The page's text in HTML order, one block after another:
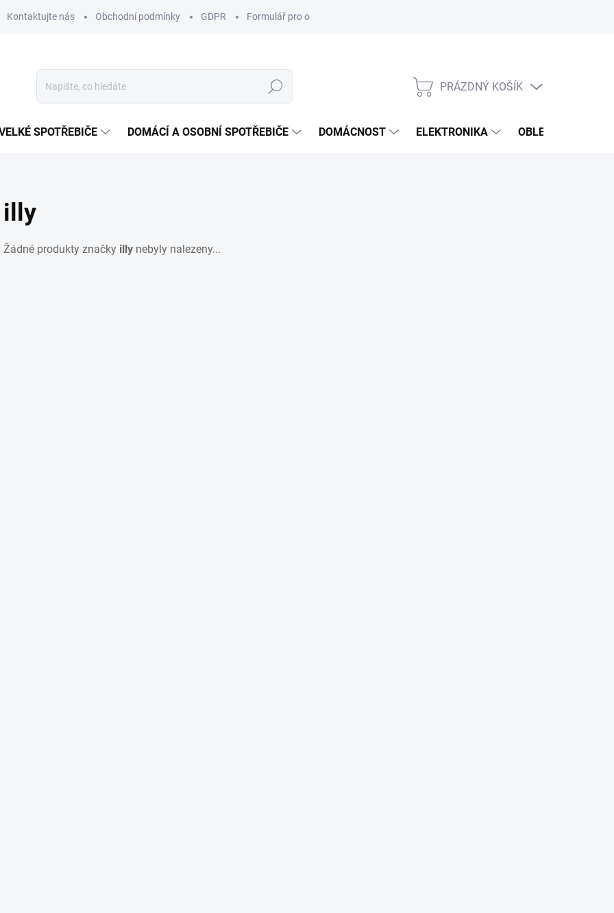
Kontaktujte nás Obchodní podmínky GDPR Formulář pro odstoupení od smlouvy
Hledat
NÁKUPNÍ
PRÁZDNÝ KOŠÍK
SPOTŘEBIČE DOMÁCÍ A OSOBNÍ SPOTŘEBIČE DOMÁCNOST ELEKTRONIKA OBLEČENÍ, OBUV
illy
Žádné produkty značky illy nebyly nalezeny...